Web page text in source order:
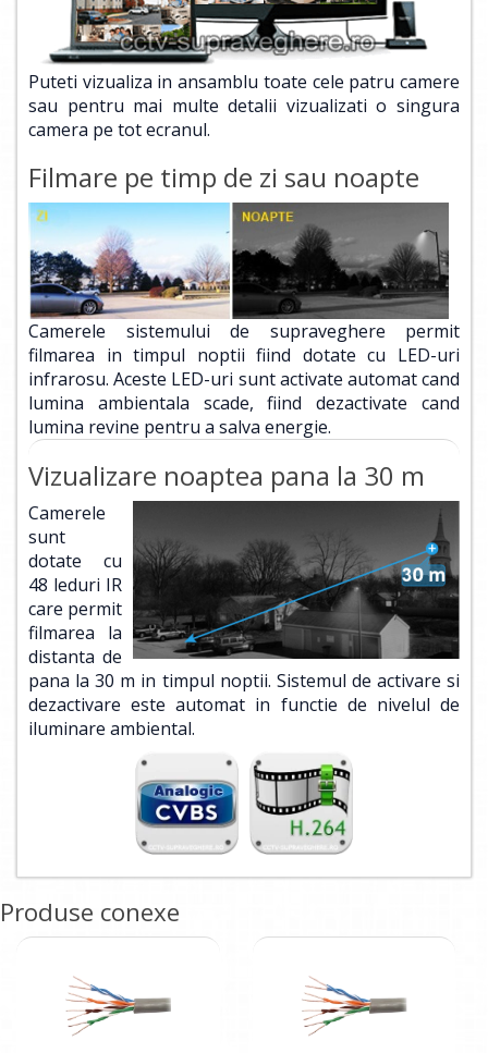
Puteti vizualiza in ansamblu toate cele patru camere
sau pentru mai multe detalii vizualizati o singura
camera pe tot ecranul.
Filmare pe timp de zi sau noapte
Camerele sistemului de supraveghere permit
filmarea in timpul noptii fiind dotate cu LED-uri
infrarosu. Aceste LED-uri sunt activate automat cand
lumina ambientala scade, fiind dezactivate cand
lumina revine pentru a salva energie.
Vizualizare noaptea pana la 30 m
Camerele
sunt
dotate cu
48 leduri IR
care permit
filmarea la
distanta de
pana la 30 m in timpul noptii. Sistemul de activare si
dezactivare este automat in functie de nivelul de
iluminare ambiental.
Produse conexe